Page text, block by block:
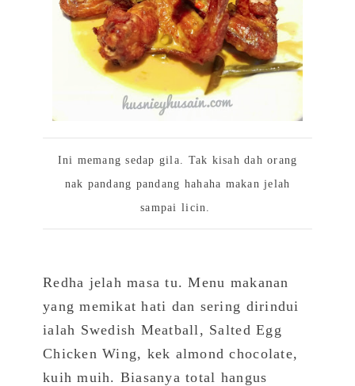
Ini memang sedap gila. Tak kisah dah orang
nak pandang pandang hahaha makan jelah
sampai licin.
Redha jelah masa tu. Menu makanan
yang memikat hati dan sering dirindui
ialah Swedish Meatball, Salted Egg
Chicken Wing, kek almond chocolate,
kuih muih. Biasanya total hangus